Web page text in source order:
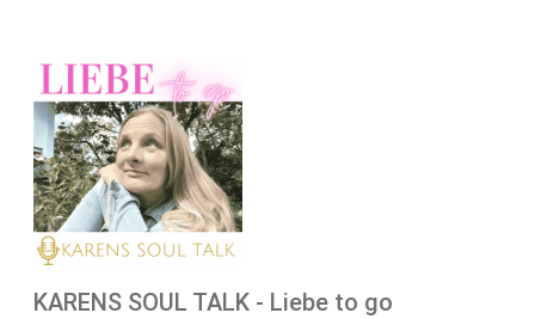
KARENS SOUL TALK - Liebe to go